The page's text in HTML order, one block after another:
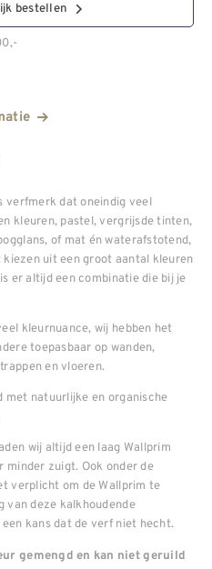
bestellen
verfmerk dat oneindig veel
kleuren, pastel, vergrijsde tinten,
of mat én waterafstotend,
uit een groot aantal kleuren
er altijd een combinatie die bij je
kleurnuance, wij hebben het
toepasbaar op wanden,
en vloeren.
met natuurlijke en organische
wij altijd een laag Wallprim
zuigt. Ook onder de
verplicht om de Wallprim te
van deze kalkhoudende
kans dat de verf niet hecht.
gemengd en kan niet geruild